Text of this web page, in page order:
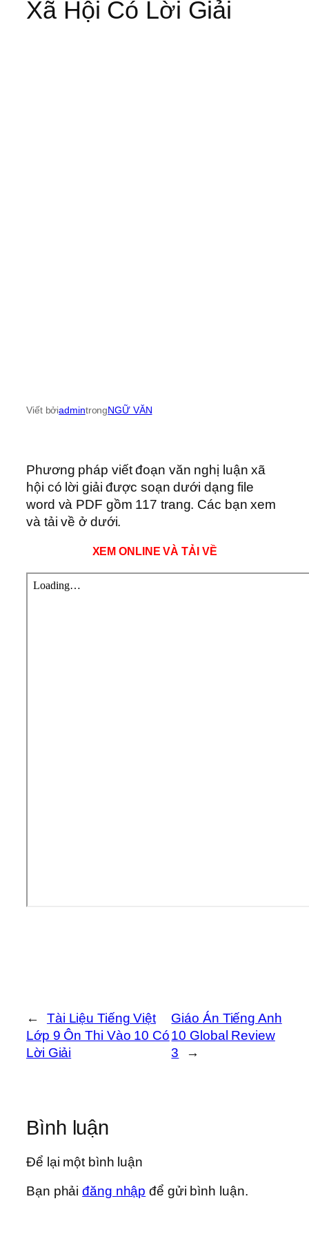
Xã Hội Có Lời Giải
Viết bởiadmintrongNGỮ VĂN
Phương pháp viết đoạn văn nghị luận xã
hội có lời giải được soạn dưới dạng file
word và PDF gồm 117 trang. Các bạn xem
và tải về ở dưới.
XEM ONLINE VÀ TẢI VỀ
←
Tài Liệu Tiếng Việt
Lớp 9 Ôn Thi Vào 10 Có
Lời Giải
Giáo Án Tiếng Anh
10 Global Review
3
→
Bình luận
Để lại một bình luận
Bạn phảiđăng nhập để gửi bình luận.